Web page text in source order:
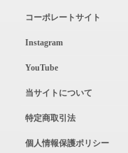
コーポレートサイト
Instagram
YouTube
当サイトについて
特定商取引法
個人情報保護ポリシー